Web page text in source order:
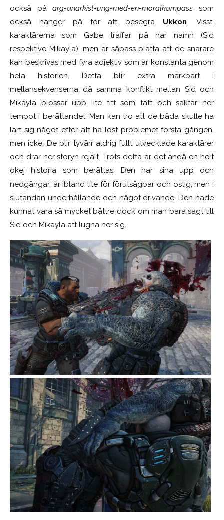
också påarg-anarkist-ung-med-en-moralkompass som
också hänger på för att besegra Ukkon.Visst,
karaktärerna som Gabe träffar på har namn (Sid
respektive Mikayla), men är såpass platta att de snarare
kan beskrivas med fyra adjektiv som är konstanta genom
hela historien. Detta blir extra märkbart i
mellansekvenserna då samma konflikt mellan Sid och
Mikayla blossar upp lite titt som tätt och saktar ner
tempot i berättandet. Man kan tro att de båda skulle ha
lärt sig något efter att ha löst problemet första gången,
men icke. De blir tyvärr aldrig fullt utvecklade karaktärer
och drar ner storyn rejält. Trots detta är det ändå en helt
okej historia som berättas. Den har sina upp och
nedgångar, är ibland lite för förutsägbar och ostig, men i
slutändan underhållande och något drivande. Den hade
kunnat vara så mycket bättre dock om man bara sagt till
Sid och Mikayla att lugna ner sig.